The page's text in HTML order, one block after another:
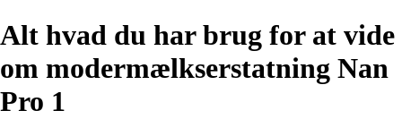
Alt hvad du har brug for at vide
om modermælkserstatning Nan
Pro 1